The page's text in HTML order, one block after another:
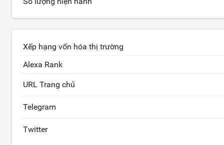
Xếp hạng vốn hóa thị trường
Alexa Rank
URL Trang chủ
Telegram
Twitter